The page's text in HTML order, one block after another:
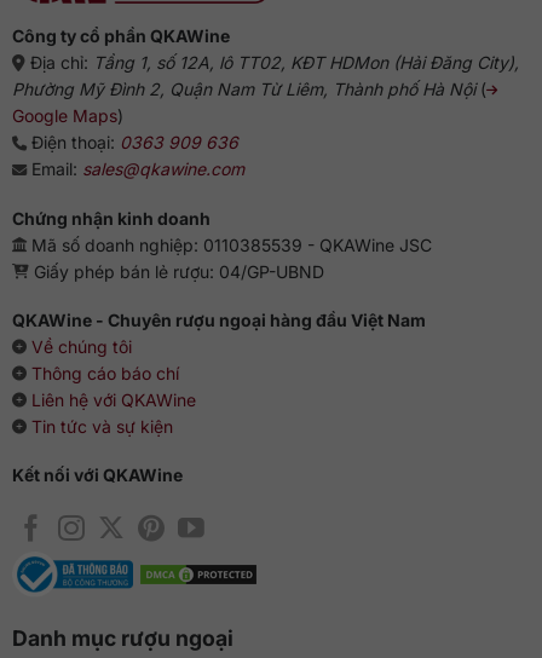
Công ty cổ phần QKAWine
Địa chỉ: Tầng 1, số 12A, lô TT02, KĐT HDMon (Hải Đăng City),
Phường Mỹ Đình 2, Quận Nam Từ Liêm, Thành phố Hà Nội(
Google Maps)
Điện thoại: 0363 909 636
Email: sales@qkawine.com
Chứng nhận kinh doanh
Mã số doanh nghiệp: 0110385539 - QKAWine JSC
Giấy phép bán lẻ rượu: 04/GP-UBND
QKAWine - Chuyên rượu ngoại hàng đầu Việt Nam
Về chúng tôi
Thông cáo báo chí
Liên hệ với QKAWine
Tin tức và sự kiện
Kết nối với QKAWine
Danh mục rượu ngoại